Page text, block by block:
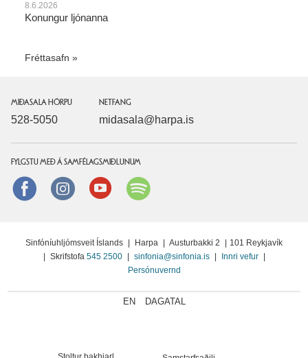
8.6.2026
Konungur ljónanna
Fréttasafn
MIÐASALA HÖRPU
528-5050
NETFANG
midasala@harpa.is
FYLGSTU MEÐ Á SAMFÉLAGSMIÐLUNUM
FacebookinstagramYoutube
Sinfóníuhljómsveit Íslands Harpa Austurbakki 2
101 Reykjavík
Skrifstofa 545 2500 sinfonia@sinfonia.is Innri vefur
Persónuvernd
EN DAGATAL